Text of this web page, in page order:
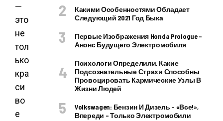
—
это
не
тол
ько
кра
си
во
е
Какими Особенностями Обладает
Следующий 2021 Год Быка
Первые Изображения Honda Prologue –
Анонс Будущего Электромобиля
Психологи Определили, Какие
Подсознательные Страхи Способны
Провоцировать Кармические Узлы В
Жизни Людей
Volkswagen: Бензин И Дизель – «все!»,
Впереди – Только Электромобили